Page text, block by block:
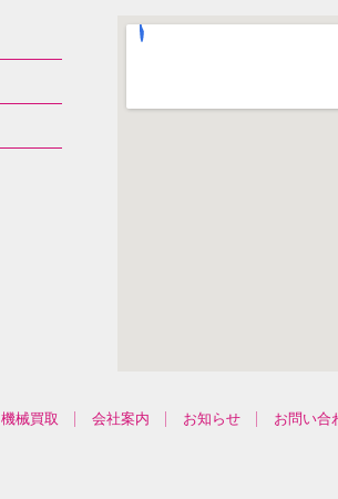
機械買取 会社案内 お知らせ お問い合